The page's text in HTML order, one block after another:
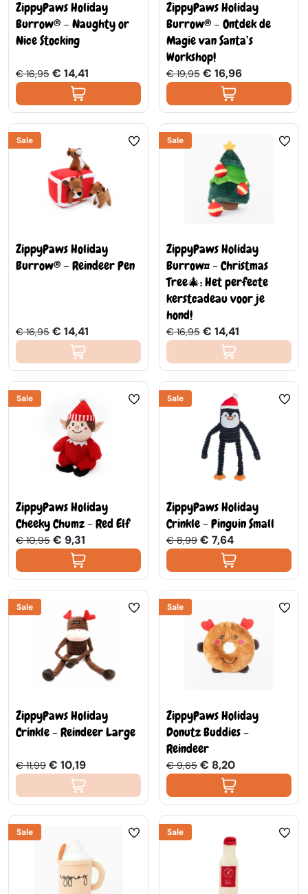
ZippyPaws Holiday
Burrow® – Naughty or
Nice Stocking
€ 16,95 € 14,41
ZippyPaws Holiday
Burrow® – Ontdek de
Magie van Santa’s
Workshop!
€ 19,95 € 16,96
Sale
ZippyPaws Holiday
Burrow® – Reindeer Pen
€ 16,95 € 14,41
Sale
ZippyPaws Holiday
Burrow™ - Christmas
Tree🎄: Het perfecte
kerstcadeau voor je
hond!
€ 16,95 € 14,41
Sale
ZippyPaws Holiday
Cheeky Chumz - Red Elf
€ 10,95 € 9,31
Sale
ZippyPaws Holiday
Crinkle - Pinguin Small
€ 8,99 € 7,64
Sale
ZippyPaws Holiday
Crinkle - Reindeer Large
€ 11,99 € 10,19
Sale
ZippyPaws Holiday
Donutz Buddies -
Reindeer
€ 9,65 € 8,20
Sale Sale